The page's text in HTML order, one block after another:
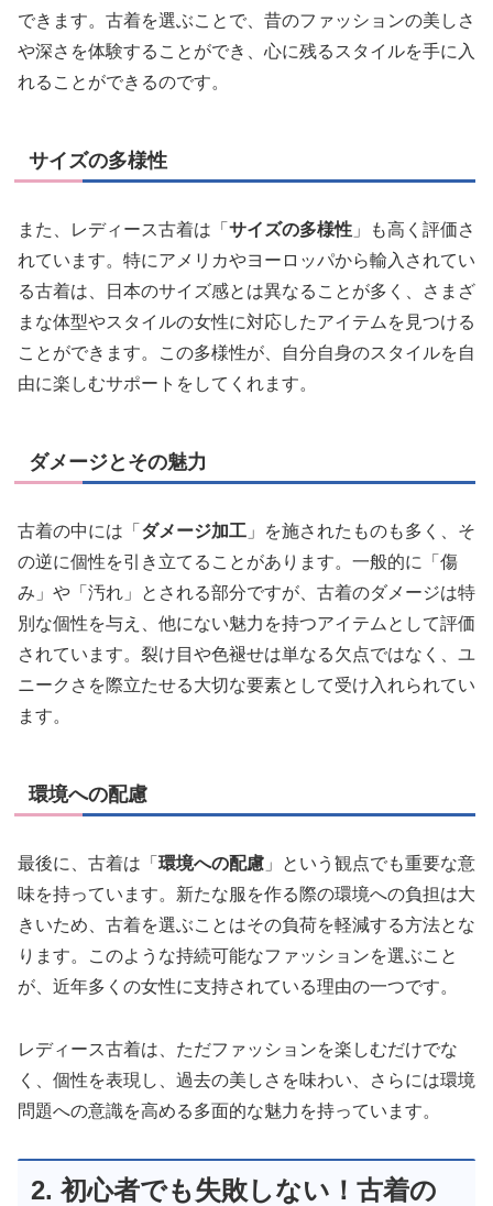
できます。古着を選ぶことで、昔のファッションの美しさ
や深さを体験することができ、心に残るスタイルを手に入
れることができるのです。
サイズの多様性
また、レディース古着は「 サイズの多様性 」も高く評価さ
れています。特にアメリカやヨーロッパから輸入されてい
る古着は、日本のサイズ感とは異なることが多く、さまざ
まな体型やスタイルの女性に対応したアイテムを見つける
ことができます。この多様性が、自分自身のスタイルを自
由に楽しむサポートをしてくれます。
ダメージとその魅力
古着の中には「 ダメージ加工 」を施されたものも多く、そ
の逆に個性を引き立てることがあります。一般的に「傷
み」や「汚れ」とされる部分ですが、古着のダメージは特
別な個性を与え、他にない魅力を持つアイテムとして評価
されています。裂け目や色褪せは単なる欠点ではなく、ユ
ニークさを際立たせる大切な要素として受け入れられてい
ます。
環境への配慮
最後に、古着は「 環境への配慮 」という観点でも重要な意
味を持っています。新たな服を作る際の環境への負担は大
きいため、古着を選ぶことはその負荷を軽減する方法とな
ります。このような持続可能なファッションを選ぶこと
が、近年多くの女性に支持されている理由の一つです。
レディース古着は、ただファッションを楽しむだけでな
く、個性を表現し、過去の美しさを味わい、さらには環境
問題への意識を高める多面的な魅力を持っています。
2. 初心者でも失敗しない！古着の